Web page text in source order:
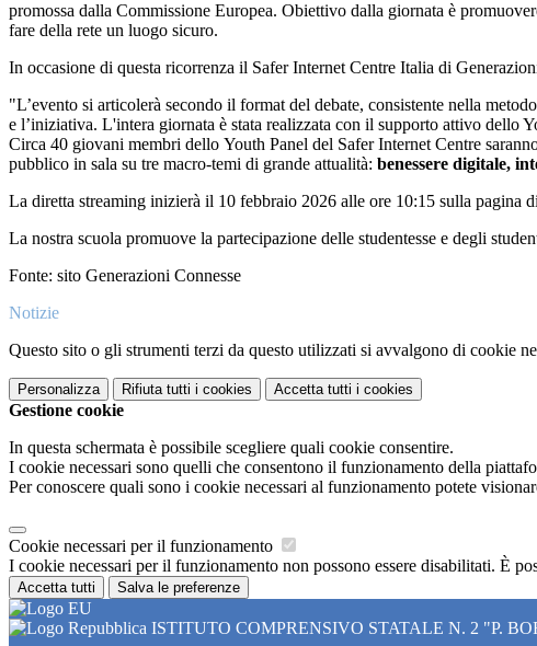
promossa dalla Commissione Europea. Obiettivo dalla giornata è
fare della rete un luogo sicuro.
In occasione di questa ricorrenza il Safer Internet Centre Italia di
"L’evento si articolerà secondo il format del debate, consistente nella
e l’iniziativa. L'intera giornata è stata realizzata con il supporto attivo dello
Circa 40 giovani membri dello Youth Panel del Safer Internet Centre
pubblico in sala su tre macro-temi di grande attualità: benessere digitale,
La diretta streaming inizierà il 10 febbraio 2026 alle ore 10:15 sulla pagina
La nostra scuola promuove la partecipazione delle studentesse e degli
Fonte: sito Generazioni Connesse
Notizie
Questo sito o gli strumenti terzi da questo utilizzati si avvalgono di cookie
Personalizza Rifiuta tutti i cookies Accetta tutti i cookies
Gestione cookie
In questa schermata è possibile scegliere quali cookie consentire.
I cookie necessari sono quelli che consentono il funzionamento della
Per conoscere quali sono i cookie necessari al funzionamento potete
Cookie necessari per il funzionamento
I cookie necessari per il funzionamento non possono essere disabilitati. È
Accetta tutti Salva le preferenze
ISTITUTO COMPRENSIVO STATALE N. 2 "P.